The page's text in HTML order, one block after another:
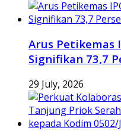
Arus Petikemas
Signifikan 73,7
29 July, 2026